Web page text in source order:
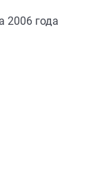
2006 года